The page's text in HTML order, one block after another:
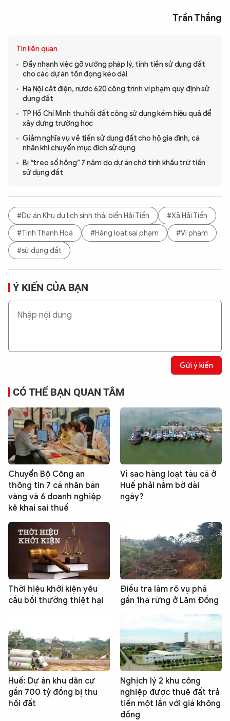
Trần Thắng
Tin liên quan
Đẩy nhanh việc gỡ vướng pháp lý, tính tiền sử dụng đất
cho các dự án tồn đọng kéo dài
Hà Nội cắt điện, nước 620 công trình vi phạm quy định sử
dụng đất
TP Hồ Chí Minh thu hồi đất công sử dụng kém hiệu quả để
xây dựng trường học
Giảm nghĩa vụ về tiền sử dụng đất cho hộ gia đình, cá
nhân khi chuyển mục đích sử dụng
Bị “treo sổ hồng” 7 năm do dự án chờ tính khấu trừ tiền
sử dụng đất
#Dự án Khu du lịch sinh thái biển Hải Tiến
#Xã Hải Tiến
#Tinh Thanh Hoá
#Hàng loạt sai phạm
#Vi phạm
#sử dụng đất
Ý KIẾN CỦA BẠN
Gửi ý kiến
CÓ THỂ BẠN QUAN TÂM
Chuyển Bộ Công an
thông tin 7 cá nhân bán
vàng và 6 doanh nghiệp
kê khai sai thuế
Vì sao hàng loạt tàu cá ở
Huế phải nằm bờ dài
ngày?
Thời hiệu khởi kiện yêu
cầu bồi thường thiệt hại
Điều tra làm rõ vụ phá
gần 1ha rừng ở Lâm Đồng
Huế: Dự án khu dân cư
gần 700 tỷ đồng bị thu
hồi đất
Nghịch lý 2 khu công
nghiệp được thuê đất trả
tiền một lần với giá không
đồng